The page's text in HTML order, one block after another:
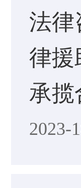
法律
律援
承揽
2023-